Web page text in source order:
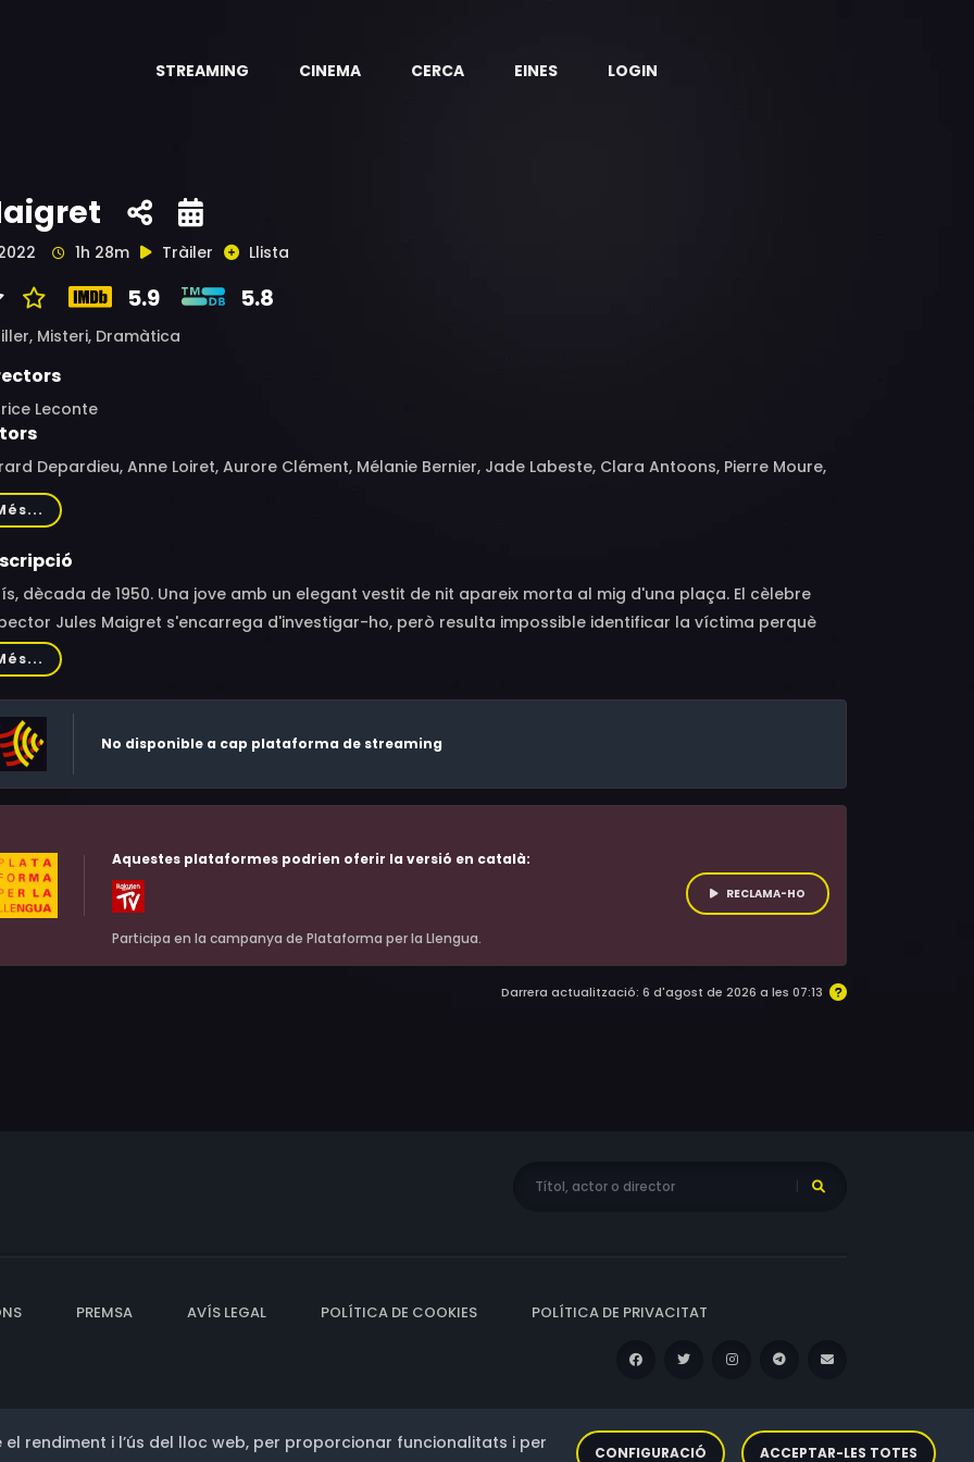
STREAMING CINEMA CERCA EINES LOGIN
1h 28m Tràiler Llista
5.9 5.8
Misteri, Dramàtica
Leconte
Depardieu, Anne Loiret, Aurore Clément, Mélanie Bernier, Jade Labeste, Clara Antoons, Pierre Moure,
Poncet, Élisabeth Bourgine, Hervé Pierre, André Wilms, Philippe du Janerand, Jean-Paul Comart, John
Norbert Ferrer, Moana Ferré
dècada de 1950. Una jove amb un elegant vestit de nit apareix morta al mig d'una plaça. El cèlebre
Jules Maigret s'encarrega d'investigar-ho, però resulta impossible identificar la víctima perquè
sembla conèixer-la ni recordar-la. Durant les indagacions, Maigret coincideix amb una jove delinqüent
una semblança sorprenent amb la víctima. El cas li desperta el record d'una altra desaparició més
i íntima.
No disponible a cap plataforma de streaming
Aquestes plataformes podrien oferir la versió en català:
Participa en la campanya de Plataforma per la Llengua.
RECLAMA-HO
Darrera actualització: 6 d'agost de 2026 a les 07:13
PREMSA AVÍS LEGAL POLÍTICA DE COOKIES POLÍTICA DE PRIVACITAT
rendiment i l’ús del lloc web, per proporcionar funcionalitats i per
CONFIGURACIÓ ACCEPTAR-LES TOTES